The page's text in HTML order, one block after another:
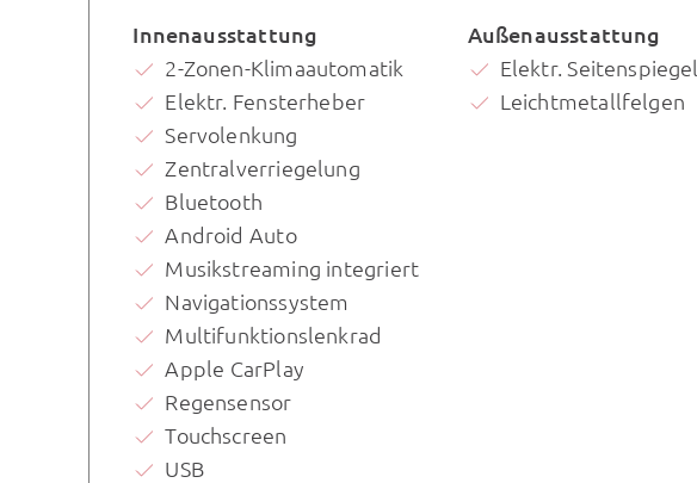
Innenausstattung
2-Zonen-Klimaautomatik
Elektr. Fensterheber
Servolenkung
Zentralverriegelung
Bluetooth
Android Auto
Musikstreaming integriert
Navigationssystem
Multifunktionslenkrad
Apple CarPlay
Regensensor
Touchscreen
USB
Außenausstattung
Elektr. Seitenspiegel
Leichtmetallfelgen